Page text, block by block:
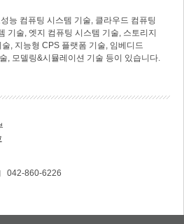
능 컴퓨팅 시스템 기술, 클라우드 컴퓨팅
기술, 엣지 컴퓨팅 시스템 기술, 스토리지
, 지능형 CPS 플랫폼 기술, 임베디드
, 모델링&시뮬레이션 기술 등이 있습니다.
042-860-6226